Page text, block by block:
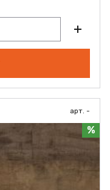
арт. -
%